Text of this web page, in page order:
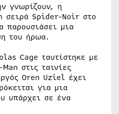
γνωρίζουν, η
Spider-Noir στο
παρουσιάσει μια
του ήρωα.
Cage ταυτίστηκε με
στις ταινίες
Oren Uziel έχει
για μια
υπάρχει σε ένα